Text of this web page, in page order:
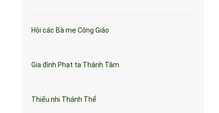
Hội các Bà mẹ Công Giáo
Gia đình Phạt tạ Thánh Tâm
Thiếu nhi Thánh Thể